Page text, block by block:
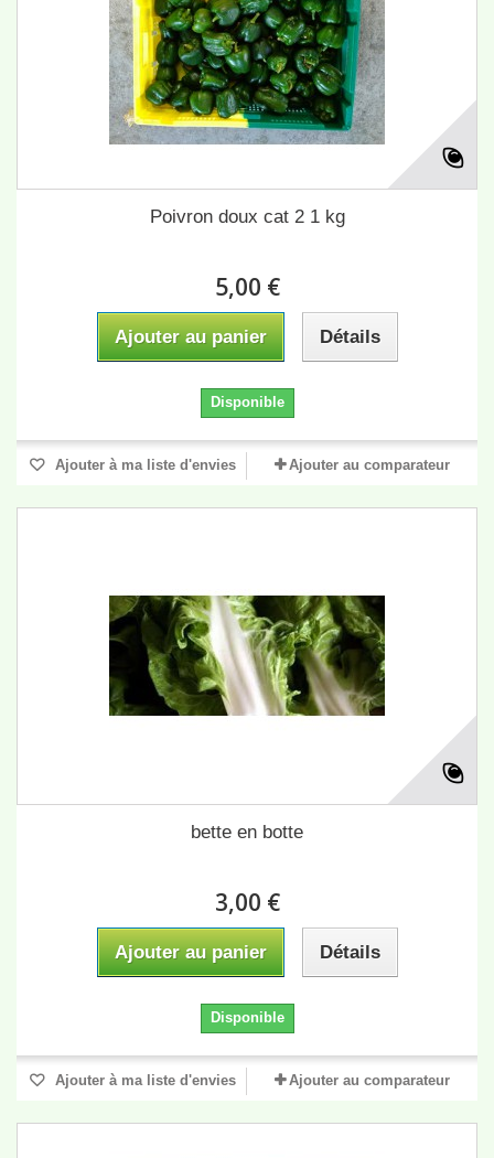
Poivron doux cat 2 1 kg
5,00 €
Ajouter au panier Détails
Disponible
Ajouter à ma liste d'envies Ajouter au comparateur
bette en botte
3,00 €
Ajouter au panier Détails
Disponible
Ajouter à ma liste d'envies Ajouter au comparateur